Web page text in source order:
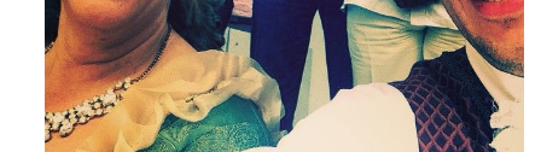
Mag 23